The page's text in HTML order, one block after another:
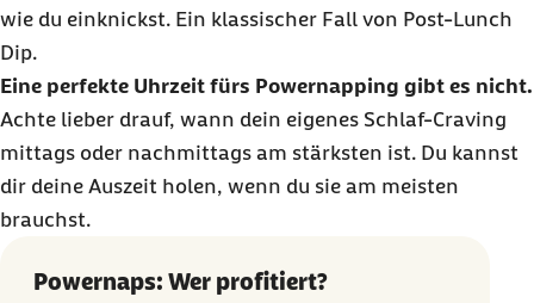
wie du einknickst. Ein klassischer Fall von Post-Lunch
Dip.
Eine perfekte Uhrzeit fürs Powernapping gibt es nicht.
Achte lieber drauf, wann dein eigenes Schlaf-Craving
mittags oder nachmittags am stärksten ist. Du kannst
dir deine Auszeit holen, wenn du sie am meisten
brauchst.
Powernaps: Wer profitiert?